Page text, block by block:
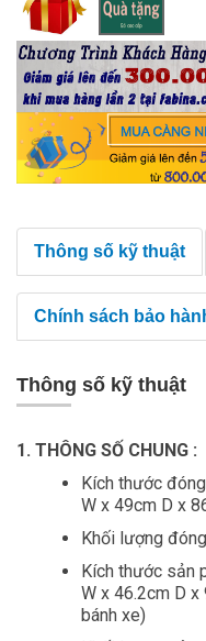
Thông số kỹ thuật
Chính sách bảo
Thông số kỹ thuật
1. THÔNG SỐ CHUNG :
Kích thước
W x 49cm D x
Khối lượng
Kích thước sản
W x 46.2cm D
bánh xe)